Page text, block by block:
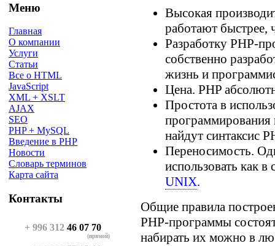
Меню
Главная
О компании
Услуги
Статьи
Все о HTML
JavaScript
XML + XSLT
AJAX
SEO
PHP + MySQL
Введение в PHP
Новости
Словарь терминов
Карта сайта
Контакты
+ 996 312 46 07 70
(прямой)
Высокая
работают быстрее,
Разработку PHP-
собственно
жизнь и
Цена. PHP
Простота в
программирования
найдут синтаксис
Переносимость.
использовать как
UNIX.
Общие правила
PHP-программы
набирать их можно в